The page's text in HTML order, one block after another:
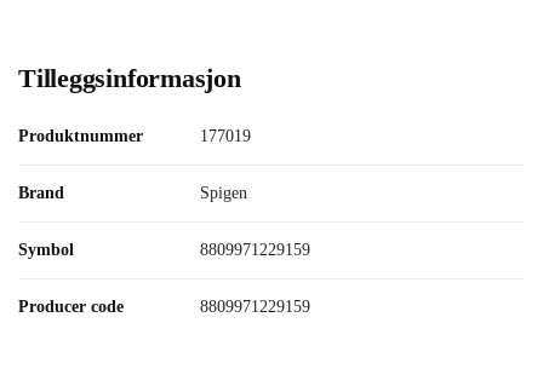
Tilleggsinformasjon
Produktnummer 177019
Brand Spigen
Symbol 8809971229159
Producer code 8809971229159